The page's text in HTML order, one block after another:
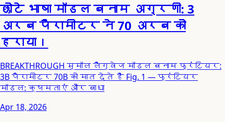
छोटे भाषा मॉडल बनाम अग्रणी: 3
अरब पैरामीटर ने 70 अरब को
हराया।
BREAKTHROUGH स्मॉल लैंग्वेज मॉडल बनाम फ्रंटियर:
3B पैरामीटर 70B को मात देते हैं Fig. 1 — फ्रंटियर
मॉडल: क्षमताएं और बाधा
Apr 18, 2026